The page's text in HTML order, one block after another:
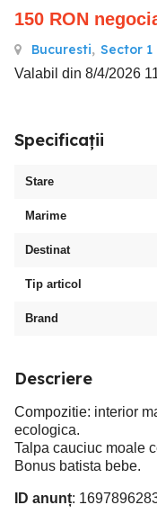
150 RON
Bucuresti, Sector 1
Valabil din 8/4/2026
Specificații
Stare
Marime
Destinat
Tip articol
Brand
Descriere
Compozitie: interior
ecologica.
Talpa cauciuc moale
Bonus batista bebe.
ID anunț: